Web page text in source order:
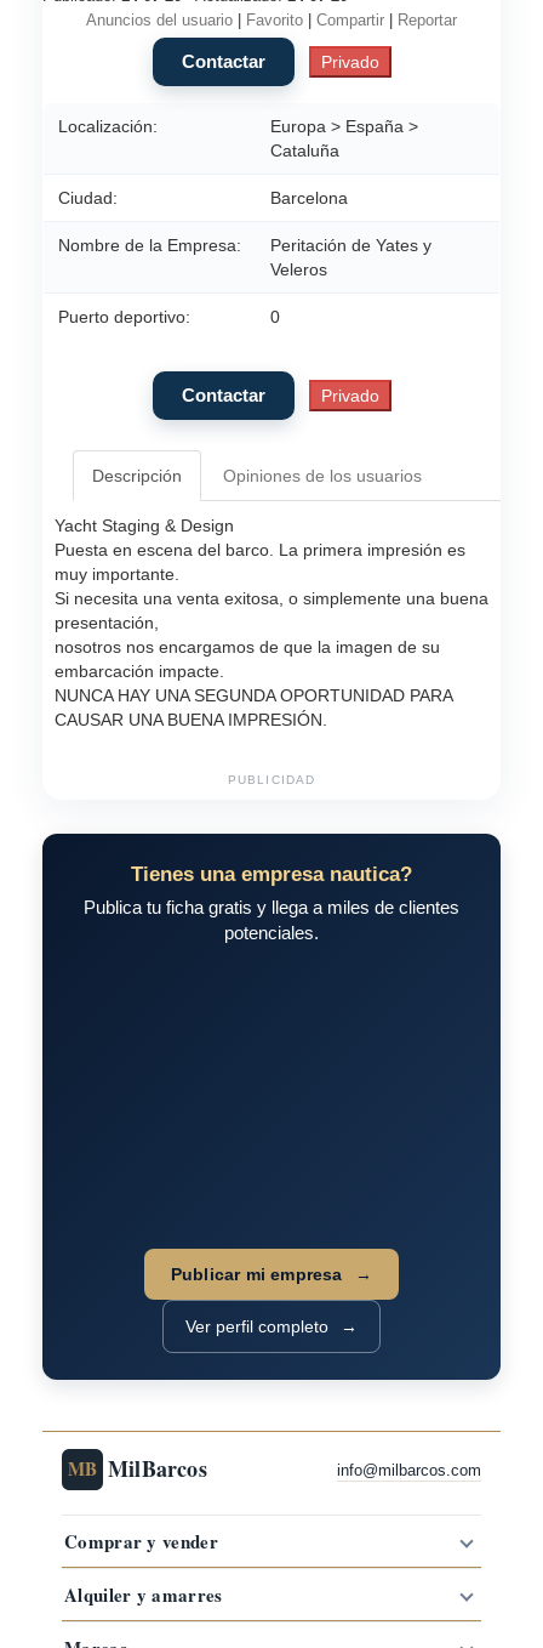
Anuncios del usuario
Favorito Compartir Reportar
Localización:
Europa > España >
Cataluña
Ciudad: Barcelona
Nombre de la Empresa:
Peritación de Yates y
Veleros
Puerto deportivo: 0
Descripción Opiniones de los usuarios
Yacht Staging & Design
Puesta en escena del barco. La primera impresión es
muy importante.
Si necesita una venta exitosa, o simplemente una buena
presentación,
nosotros nos encargamos de que la imagen de su
embarcación impacte.
NUNCA HAY UNA SEGUNDA OPORTUNIDAD PARA
CAUSAR UNA BUENA IMPRESIÓN.
PUBLICIDAD
Tienes una empresa nautica?
Publica tu ficha gratis y llega a miles de clientes
potenciales.
Publicar mi empresa
Ver perfil completo
MB MilBarcos info@milbarcos.com
Comprar y vender
Alquiler y amarres